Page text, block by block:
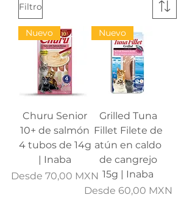
Filtro
Nuevo
Churu Senior
10+ de salmón
4 tubos de 14g
| Inaba
Desde 70,00 MXN
Precio de oferta
Nuevo
Grilled Tuna
Fillet Filete de
atún en caldo
de cangrejo
15g | Inaba
Desde 60,00 MXN
Precio de oferta